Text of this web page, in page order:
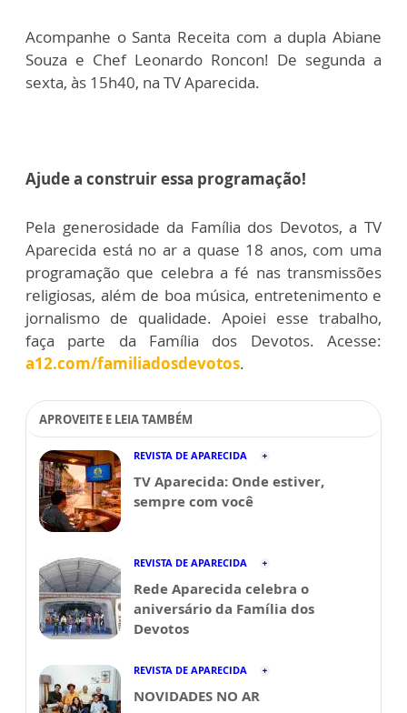
Acompanhe o Santa Receita com a dupla Abiane
Souza e Chef Leonardo Roncon! De segunda a
sexta, às 15h40, na TV Aparecida.
Ajude a construir essa programação!
Pela generosidade da Família dos Devotos, a TV
Aparecida está no ar a quase 18 anos, com uma
programação que celebra a fé nas transmissões
religiosas, além de boa música, entretenimento e
jornalismo de qualidade. Apoiei esse trabalho,
faça parte da Família dos Devotos. Acesse:
a12.com/familiadosdevotos.
APROVEITE E LEIA TAMBÉM
REVISTA DE APARECIDA
TV Aparecida: Onde estiver,
sempre com você
REVISTA DE APARECIDA
Rede Aparecida celebra o
aniversário da Família dos
Devotos
REVISTA DE APARECIDA
NOVIDADES NO AR